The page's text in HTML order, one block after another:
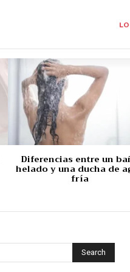
Diferencias entre un
helado y una ducha de
fría